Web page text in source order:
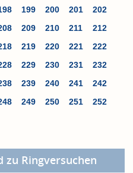
199 200 201
202
209 210 211
212
219 220 221
222
229 230 231
232
239 240 241
242
249 250 251
252
zu Ringversuchen